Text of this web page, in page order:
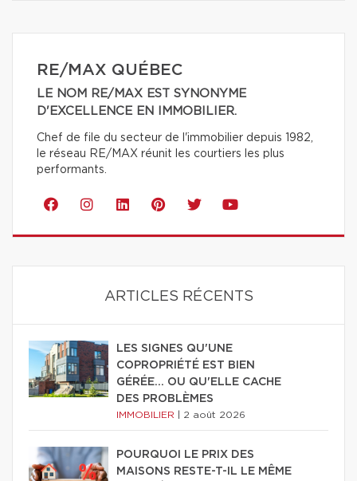
RE/MAX QUÉBEC
LE NOM RE/MAX EST SYNONYME
D'EXCELLENCE EN IMMOBILIER.
Chef de file du secteur de l'immobilier depuis 1982,
le réseau RE/MAX réunit les courtiers les plus
performants.
ARTICLES RÉCENTS
LES SIGNES QU'UNE
COPROPRIÉTÉ EST BIEN
GÉRÉE… OU QU'ELLE CACHE
DES PROBLÈMES
IMMOBILIER 2 août 2026
POURQUOI LE PRIX DES
MAISONS RESTE-T-IL LE MÊME